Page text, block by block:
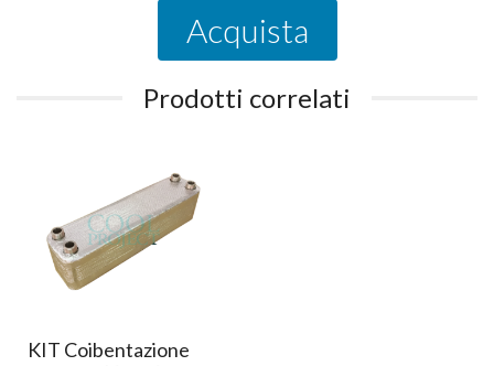
Acquista
Prodotti correlati
KIT Coibentazione